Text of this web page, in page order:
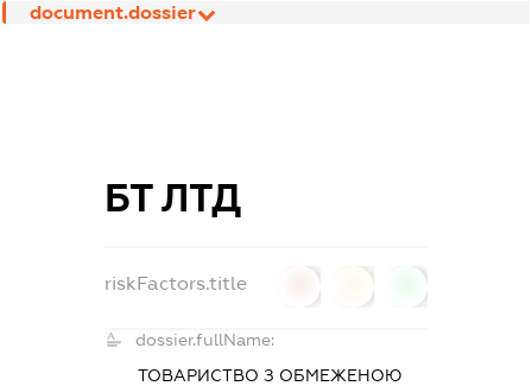
document.dossier
БТ ЛТД
riskFactors.title
dossier.fullName:
ТОВАРИСТВО З ОБМЕЖЕНОЮ